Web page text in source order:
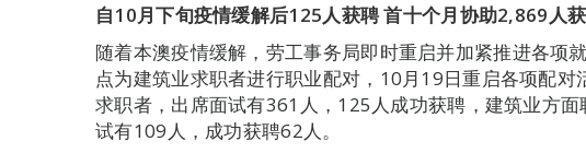
自10月下旬疫情缓解后125人获聘 首十个月协助2,869人
随着本澳疫情缓解，劳工事务局即时重启并加紧推进各项
点为建筑业求职者进行职业配对，10月19日重启各项配
求职者，出席面试有361人，125人成功获聘，建筑业方
试有109人，成功获聘62人。